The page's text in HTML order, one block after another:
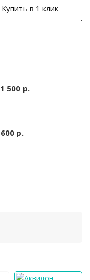
Купить в 1 клик
1 500 р.
600 р.